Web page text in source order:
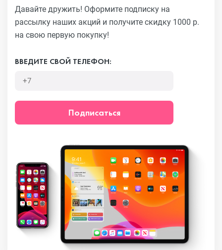
Давайте дружить! Оформите подписку на
рассылку наших акций и получите скидку 1000 р.
на свою первую покупку!
ВВЕДИТЕ СВОЙ ТЕЛЕФОН:
Подписаться